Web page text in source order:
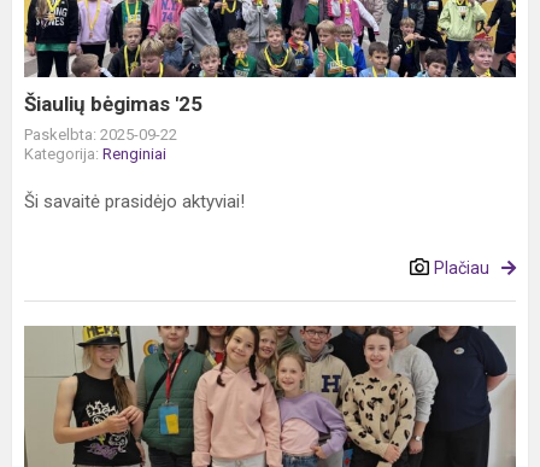
Šiaulių bėgimas '25
Paskelbta: 2025-09-22
Kategorija: Renginiai
Ši savaitė prasidėjo aktyviai!
Plačiau
Svečiai
Miuncheno,
Vokietijos